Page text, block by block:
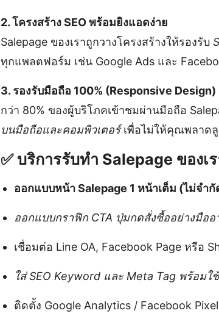
2. โครงสร้าง SEO พร้อมยิงแอดง่าย
Salepage ของเราถูกวางโครงสร้างให้รองรับ
ทุกแพลตฟอร์ม เช่น Google Ads และ
3. รองรับมือถือ 100% (Responsive Design)
กว่า 80% ของผู้บริโภคเข้าชมผ่านมือถือ
บนมือถือและคอมพิวเตอร์เพื่อไม่ให้คุณพลาด
✅ บริการรับทำ Salepage ของเ
ออกแบบหน้า Salepage 1 หน้าเต็ม (ไม่จำ
ออกแบบกราฟิก CTA ปุ่มกดสั่งซื้ออย่างมืออ
เชื่อมต่อ Line OA, Facebook Page หรือ
ใส่ SEO Keyword และ Meta Tag พร้อมใช้
ติดตั้ง Google Analytics / Facebook